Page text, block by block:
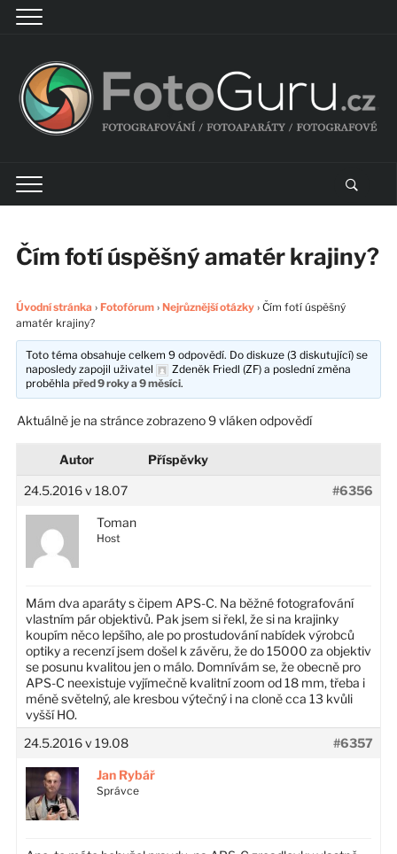
Čím fotí úspěšný amatér krajiny?
Úvodní stránka › Fotofórum › Nejrůznější otázky › Čím fotí úspěšný
amatér krajiny?
Toto téma obsahuje celkem 9 odpovědí. Do diskuze (3 diskutující) se
naposledy zapojil uživatel
Zdeněk Friedl (ZF) a poslední změna
proběhlapřed 9 roky a 9 měsíci.
Aktuálně je na stránce zobrazeno 9 vláken odpovědí
Autor Příspěvky
24.5.2016 v 18.07 #6356
Toman
Host
Mám dva aparáty s čipem APS-C. Na běžné fotografování
vlastním pár objektivů. Pak jsem si řekl, že si na krajinky
koupím něco lepšího, ale po prostudování nabídek výrobců
optiky a recenzí jsem došel k závěru, že do 15000 za objektiv
se posunu kvalitou jen o málo. Domnívám se, že obecně pro
APS-C neexistuje vyjímečně kvalitní zoom od 18 mm, třeba i
méně světelný, ale kresbou výtečný i na cloně cca 13 kvůli
vyšší HO.
24.5.2016 v 19.08
#6357
Jan Rybář
Správce